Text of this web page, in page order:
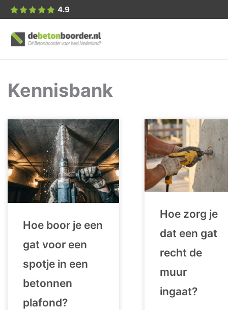
4.9
Kennisbank
Hoe boor je een
gat voor een
spotje in een
betonnen
plafond?
Hoe zorg je
dat een gat
recht de
muur
ingaat?